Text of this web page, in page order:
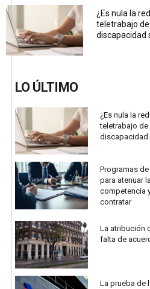
¿Es nula la
teletrabajo
discapacidad
LO ÚLTIMO
¿Es nula la
teletrabajo
discapacidad
Programas
para atenuar
competencia
contratar
La atribución
falta de
La prueba de